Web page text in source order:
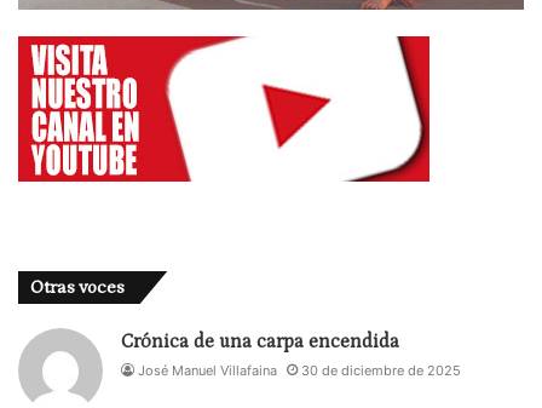
Otras voces
Crónica de una carpa encendida
José Manuel Villafaina 30 de diciembre de 2025